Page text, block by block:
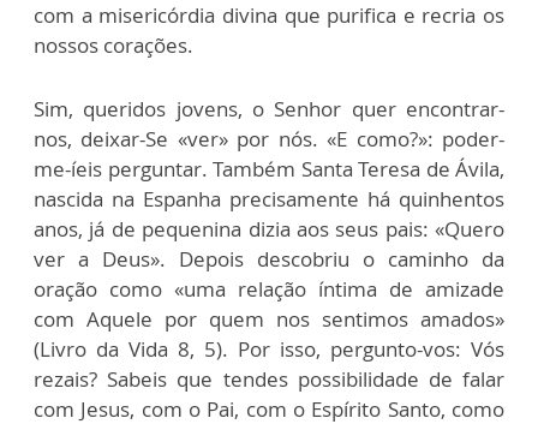
com a misericórdia divina que purifica e recria os
nossos corações.
Sim, queridos jovens, o Senhor quer encontrar-
nos, deixar-Se «ver» por nós. «E como?»: poder-
me-íeis perguntar. Também Santa Teresa de Ávila,
nascida na Espanha precisamente há quinhentos
anos, já de pequenina dizia aos seus pais: «Quero
ver a Deus». Depois descobriu o caminho da
oração como «uma relação íntima de amizade
com Aquele por quem nos sentimos amados»
(Livro da Vida 8, 5). Por isso, pergunto-vos: Vós
rezais? Sabeis que tendes possibilidade de falar
com Jesus, com o Pai, com o Espírito Santo, como